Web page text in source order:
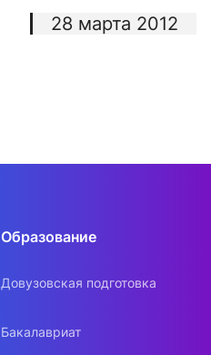
28 марта 2012
Образование
Довузовская подготовка
Бакалавриат